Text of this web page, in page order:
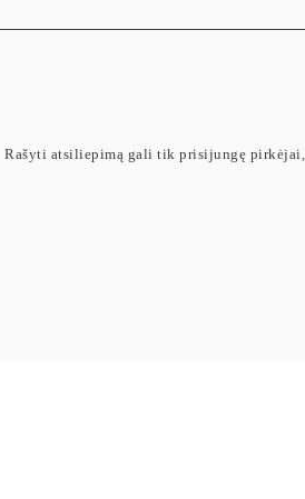
Rašyti atsiliepimą gali tik prisijungę